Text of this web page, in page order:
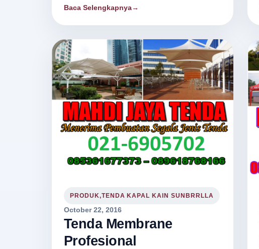
Baca Selengkapnya→
PRODUK,TENDA KAPAL KAIN SUNBRRLLA
October 22, 2016
Tenda Membrane
Profesional